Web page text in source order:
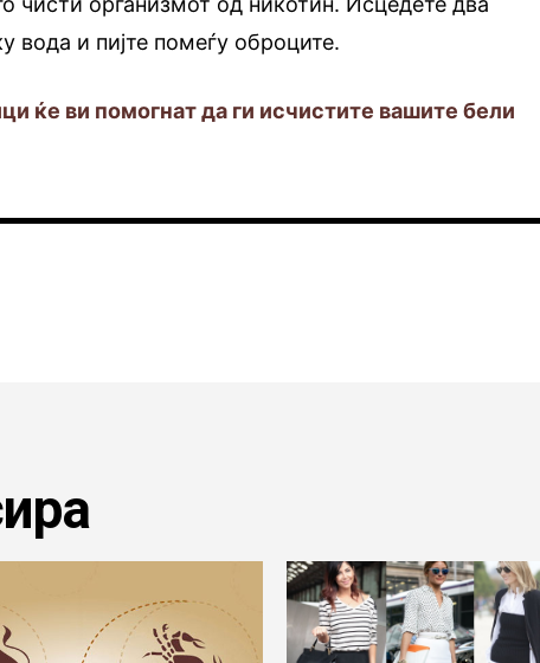
вода и пијте помеѓу оброците.
ќе ви помогнат да ги исчистите вашите бели